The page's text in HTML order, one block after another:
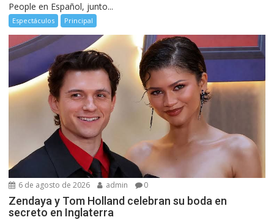
People en Español, junto...
Espectáculos Principal
6 de agosto de 2026 admin 0
Zendaya y Tom Holland celebran su boda en
secreto en Inglaterra